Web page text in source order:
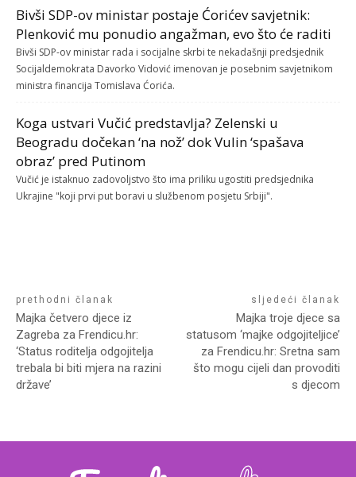
Bivši SDP-ov ministar postaje Ćorićev savjetnik:
Plenković mu ponudio angažman, evo što će raditi
Bivši SDP-ov ministar rada i socijalne skrbi te nekadašnji predsjednik
Socijaldemokrata Davorko Vidović imenovan je posebnim savjetnikom
ministra financija Tomislava Ćorića.
Koga ustvari Vučić predstavlja? Zelenski u
Beogradu dočekan ‘na nož’ dok Vulin ‘spašava
obraz’ pred Putinom
Vučić je istaknuo zadovoljstvo što ima priliku ugostiti predsjednika
Ukrajine "koji prvi put boravi u službenom posjetu Srbiji".
prethodni članak
Majka četvero djece iz
Zagreba za Frendicu.hr:
‘Status roditelja odgojitelja
trebala bi biti mjera na razini
države’
sljedeći članak
Majka troje djece sa
statusom ‘majke odgojiteljice’
za Frendicu.hr: Sretna sam
što mogu cijeli dan provoditi
s djecom